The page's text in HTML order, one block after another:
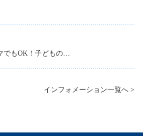
でもOK！子どもの…
インフォメーション一覧へ >